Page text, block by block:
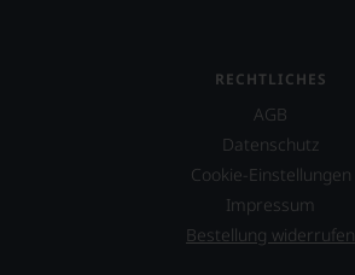
RECHTLICHES
AGB
Datenschutz
Cookie-Einstellungen
Impressum
Bestellung widerrufen